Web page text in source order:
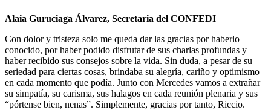
Alaia Guruciaga Álvarez, Secretaria del CONFEDI
Con dolor y tristeza solo me queda dar las gracias por haberlo
conocido, por haber podido disfrutar de sus charlas profundas y
haber recibido sus consejos sobre la vida. Sin duda, a pesar de su
seriedad para ciertas cosas, brindaba su alegría, cariño y optimismo
en cada momento que podía. Junto con Mercedes vamos a extrañar
su simpatía, su carisma, sus halagos en cada reunión plenaria y sus
“pórtense bien, nenas”. Simplemente, gracias por tanto, Riccio.